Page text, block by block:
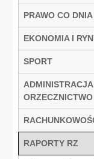
PRAWO CO DNIA
EKONOMIA I
SPORT
ORZECZNICTWO
RAPORTY RZ